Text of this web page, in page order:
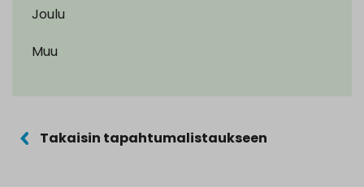
Joulu
Muu
Takaisin tapahtumalistaukseen